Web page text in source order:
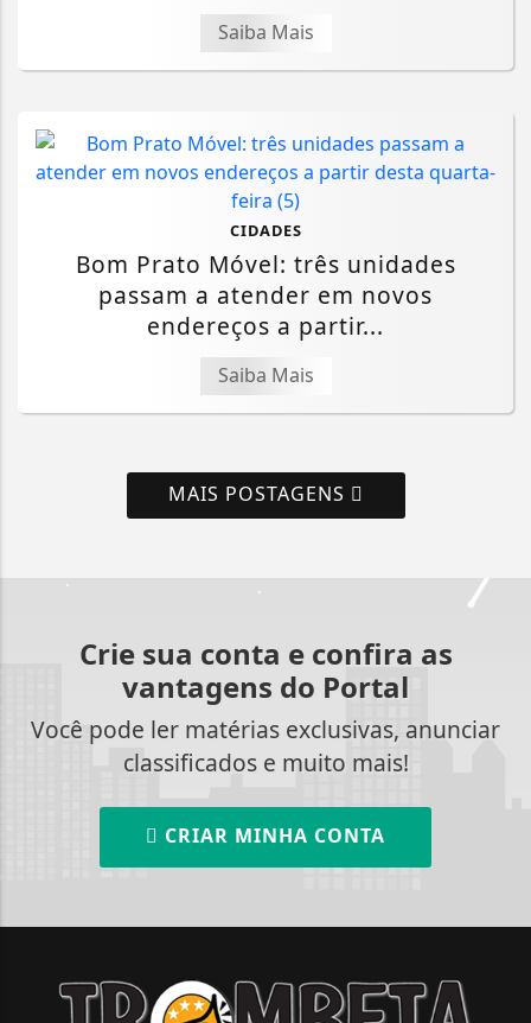
Saiba Mais
CIDADES
Bom Prato Móvel: três unidades
passam a atender em novos
endereços a partir...
Saiba Mais
MAIS POSTAGENS
Crie sua conta e confira as
vantagens do Portal
Você pode ler matérias exclusivas, anunciar
classificados e muito mais!
CRIAR MINHA CONTA